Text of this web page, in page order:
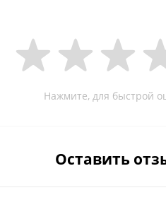
Нажмите, для быстрой
Оставить